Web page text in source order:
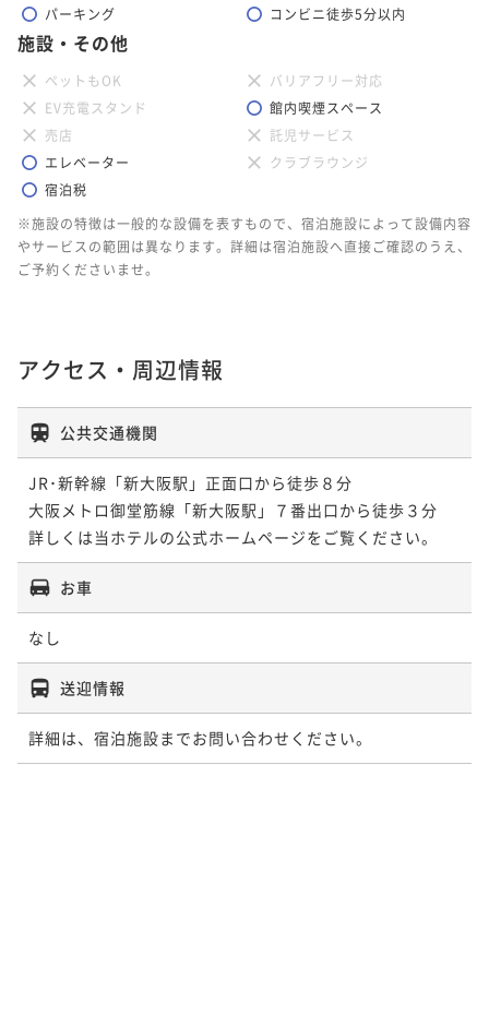
パーキング
コンビニ徒歩5分以内
施設・その他
ペットもOK
バリアフリー対応
EV充電スタンド
館内喫煙スペース
売店
託児サービス
エレベーター
クラブラウンジ
宿泊税
※施設の特徴は一般的な設備を表すもので、宿泊施設によって設備内容
やサービスの範囲は異なります。詳細は宿泊施設へ直接ご確認のうえ、
ご予約くださいませ。
アクセス・周辺情報
公共交通機関
JR･新幹線「新大阪駅」正面口から徒歩８分
大阪メトロ御堂筋線「新大阪駅」７番出口から徒歩３分
詳しくは当ホテルの公式ホームページをご覧ください。
お車
なし
送迎情報
詳細は、宿泊施設までお問い合わせください。